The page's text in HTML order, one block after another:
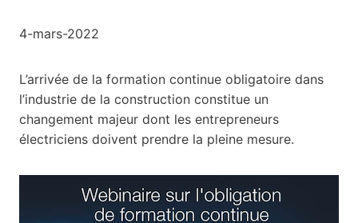
4-mars-2022
L’arrivée de la formation continue obligatoire dans
l’industrie de la construction constitue un
changement majeur dont les entrepreneurs
électriciens doivent prendre la pleine mesure.